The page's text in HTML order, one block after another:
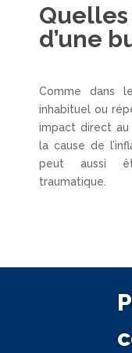
Quelles
d’une
Comme dans
inhabituel ou
impact direct
la cause de
peut aussi
traumatique.